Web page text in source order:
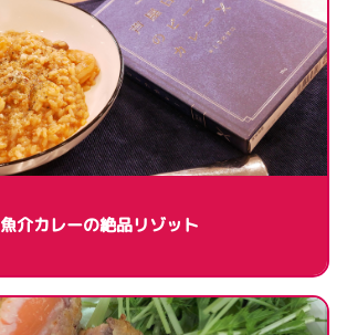
魚介カレーの絶品リゾット